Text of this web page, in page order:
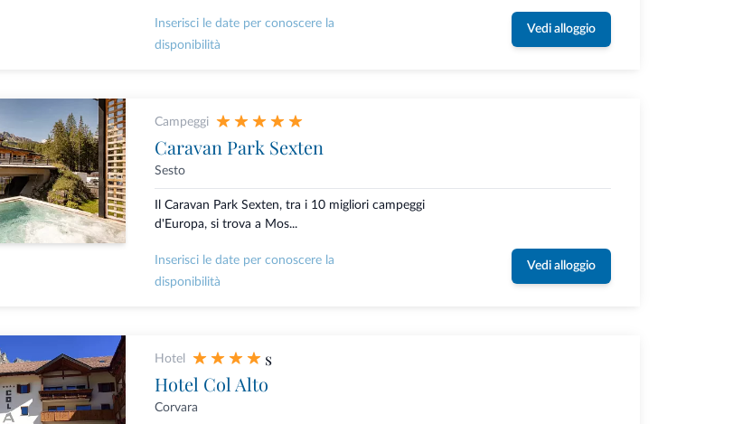
Inserisci le date per conoscere la
disponibilità
Vedi alloggio
Campeggi
Caravan Park Sexten
Sesto
Il Caravan Park Sexten, tra i 10 migliori campeggi
d'Europa, si trova a Mos...
Inserisci le date per conoscere la
disponibilità
Vedi alloggio
Hotel s
Hotel Col Alto
Corvara